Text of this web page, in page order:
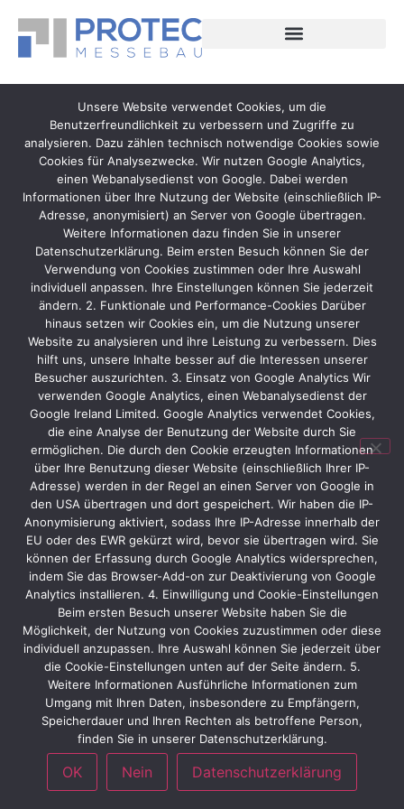
Kundenbeispiele von der SMM
Gewes
SMM
GIFA / METEC /
NEWCAST /
THERMPROCE
SS
Unsere Website verwendet Cookies, um die
Benutzerfreundlichkeit zu verbessern und Zugriffe zu
analysieren. Dazu zählen technisch notwendige Cookies sowie
Cookies für Analysezwecke. Wir nutzen Google Analytics,
einen Webanalysedienst von Google. Dabei werden
Informationen über Ihre Nutzung der Website (einschließlich IP-
Adresse, anonymisiert) an Server von Google übertragen.
Weitere Informationen dazu finden Sie in unserer
Datenschutzerklärung. Beim ersten Besuch können Sie der
Verwendung von Cookies zustimmen oder Ihre Auswahl
individuell anpassen. Ihre Einstellungen können Sie jederzeit
ändern. 2. Funktionale und Performance-Cookies Darüber
hinaus setzen wir Cookies ein, um die Nutzung unserer
Website zu analysieren und ihre Leistung zu verbessern. Dies
hilft uns, unsere Inhalte besser auf die Interessen unserer
Besucher auszurichten. 3. Einsatz von Google Analytics Wir
verwenden Google Analytics, einen Webanalysedienst der
Google Ireland Limited. Google Analytics verwendet Cookies,
die eine Analyse der Benutzung der Website durch Sie
ermöglichen. Die durch den Cookie erzeugten Informationen
über Ihre Benutzung dieser Website (einschließlich Ihrer IP-
Adresse) werden in der Regel an einen Server von Google in
den USA übertragen und dort gespeichert. Wir haben die IP-
Anonymisierung aktiviert, sodass Ihre IP-Adresse innerhalb der
EU oder des EWR gekürzt wird, bevor sie übertragen wird. Sie
können der Erfassung durch Google Analytics widersprechen,
indem Sie das Browser-Add-on zur Deaktivierung von Google
Analytics installieren. 4. Einwilligung und Cookie-Einstellungen
Beim ersten Besuch unserer Website haben Sie die
Möglichkeit, der Nutzung von Cookies zuzustimmen oder diese
individuell anzupassen. Ihre Auswahl können Sie jederzeit über
die Cookie-Einstellungen unten auf der Seite ändern. 5.
Weitere Informationen Ausführliche Informationen zum
Umgang mit Ihren Daten, insbesondere zu Empfängern,
Speicherdauer und Ihren Rechten als betroffene Person,
finden Sie in unserer Datenschutzerklärung.
OK Nein Datenschutzerklärung